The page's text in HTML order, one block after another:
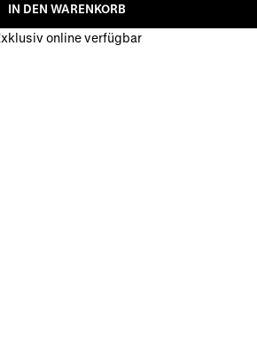
IN DEN WARENKORB
online verfügbar